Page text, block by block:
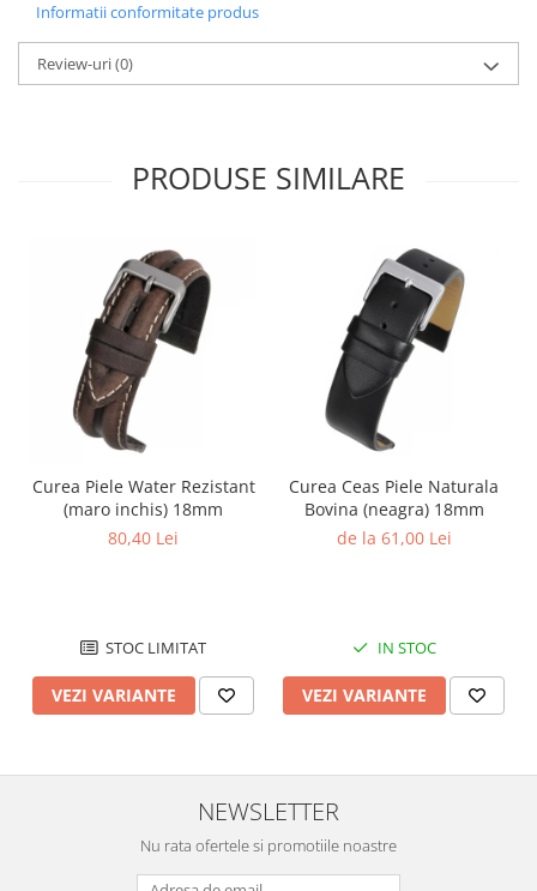
Mandrine si Burghie
Nicovale si Suporti
Scule de Mana
Turnare, Lipire, Finisare
PROMOTII Curele Apple Watch
PROMOTII Curele Garmin
PROMOTII Scule Bijutier
PROMOTII Scule Ceasornicar
Scule si Accesorii Ceasuri
Catarame curea
Dispozitive Bratari si Curele
Extractoare Indicatoare
Lupe, Dispozitive Optice
Mecanisme Ceas
Informatii conformitate produs
Review-uri(0)
PRODUSE SIMILARE
Curea Piele Water Rezistant
(maro inchis) 18mm
80,40 Lei
STOC LIMITAT
VEZI VARIANTE
Curea Ceas Piele Naturala
Bovina (neagra) 18mm
de la 61,00 Lei
IN STOC
VEZI VARIANTE
NEWSLETTER
Nu rata ofertele si promotiile noastre